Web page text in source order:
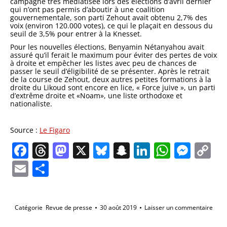
qui n’ont pas permis d’aboutir à une coalition
gouvernementale, son parti Zehout avait obtenu 2,7% des
voix (environ 120.000 votes), ce qui le plaçait en dessous du
seuil de 3,5% pour entrer à la Knesset.
Pour les nouvelles élections, Benyamin Nétanyahou avait
assuré qu’il ferait le maximum pour éviter des pertes de voix
à droite et empêcher les listes avec peu de chances de
passer le seuil d’éligibilité de se présenter. Après le retrait
de la course de Zehout, deux autres petites formations à la
droite du Likoud sont encore en lice, « Force juive », un parti
d’extrême droite et «Noam», une liste orthodoxe et
nationaliste.
Source : Le Figaro
Facebook
Threads
Mastodon
X Bluesky
Snapchat
LinkedIn
Email
Catégorie Revue de presse 30 août 2019 Laisser un commentaire